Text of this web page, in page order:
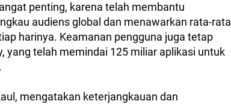
penting, karena telah membantu
audiens global dan menawarkan rata-rata
harinya. Keamanan pengguna juga tetap
yang telah memindai 125 miliar aplikasi untuk
mengatakan keterjangkauan dan